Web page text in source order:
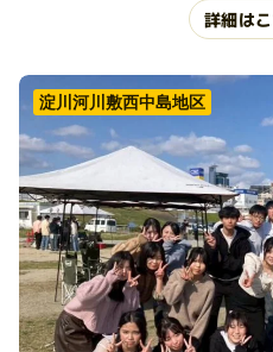
詳細は
淀川河川敷西中島地区